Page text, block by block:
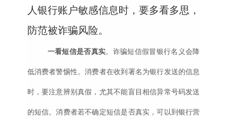
人银行账户敏感信息时，要多看多思，
防范被诈骗风险。
一看短信是否真实。诈骗短信假冒银行名义会降
低消费者警惕性。消费者在收到署名为银行发送的信息
时，要注意辨别真假，尤其不能盲目相信异常号码发送
的短信。消费者若不确定短信是否真实，可以到银行营